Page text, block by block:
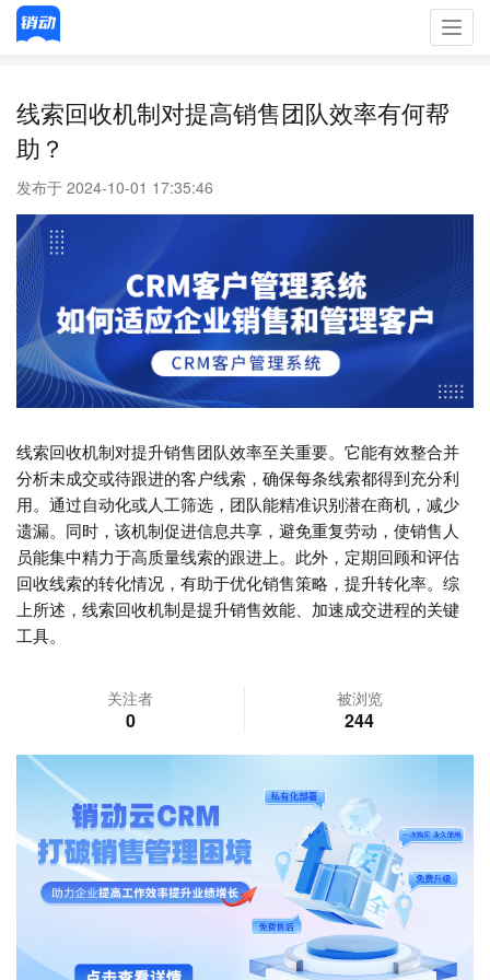
线索回收机制对提高销售团队效率有何帮
助？
发布于 2024-10-01 17:35:46
线索回收机制对提升销售团队效率至关重要。它能有效整合并
分析未成交或待跟进的客户线索，确保每条线索都得到充分利
用。通过自动化或人工筛选，团队能精准识别潜在商机，减少
遗漏。同时，该机制促进信息共享，避免重复劳动，使销售人
员能集中精力于高质量线索的跟进上。此外，定期回顾和评估
回收线索的转化情况，有助于优化销售策略，提升转化率。综
上所述，线索回收机制是提升销售效能、加速成交进程的关键
工具。
关注者
0
被浏览
244